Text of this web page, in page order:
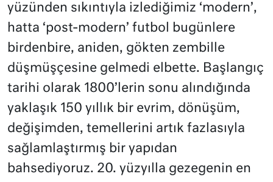
yüzünden sıkıntıyla izlediğimiz ‘modern’,
hatta ‘post-modern’ futbol bugünlere
birdenbire, aniden, gökten zembille
düşmüşçesine gelmedi elbette. Başlangıç
tarihi olarak 1800’lerin sonu alındığında
yaklaşık 150 yıllık bir evrim, dönüşüm,
değişimden, temellerini artık fazlasıyla
sağlamlaştırmış bir yapıdan
bahsediyoruz. 20. yüzyılla gezegenin en